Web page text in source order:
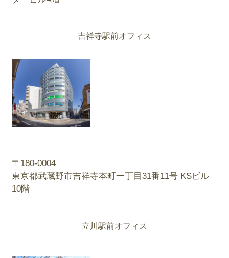
吉祥寺駅前オフィス
〒180-0004
東京都武蔵野市吉祥寺本町一丁目31番11号 KSビル
10階
立川駅前オフィス